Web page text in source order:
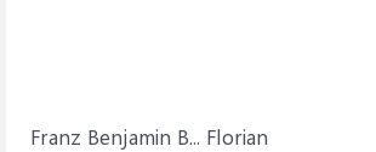
Franz Benjamin B... Florian